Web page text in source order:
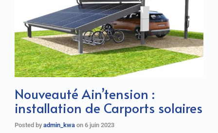
Nouveauté Ain’tension :
installation de Carports solaires
Posted byadmin_kwa on 6 juin 2023